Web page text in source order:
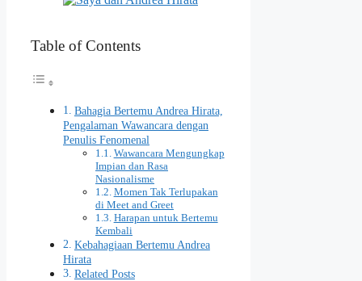
Table of Contents
Bahagia Bertemu Andrea Hirata,
Pengalaman Wawancara dengan
Penulis Fenomenal
Wawancara Mengungkap
Impian dan Rasa
Nasionalisme
Momen Tak Terlupakan
di Meet and Greet
Harapan untuk Bertemu
Kembali
Kebahagiaan Bertemu Andrea
Hirata
Related Posts